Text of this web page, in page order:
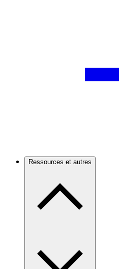
Ressources et autres